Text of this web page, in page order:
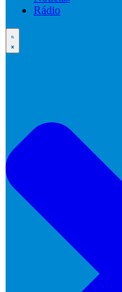
Rádio